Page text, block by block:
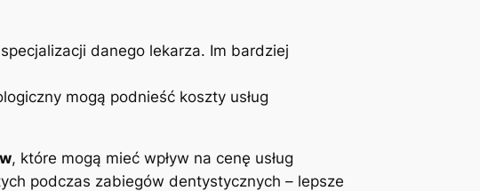
danego lekarza. Im bardziej
mogą podnieść ⁢koszty usług
, które mogą ⁣mieć wpływ ‌na ‍cenę⁤ usług
podczas zabiegów dentystycznych – lepsze